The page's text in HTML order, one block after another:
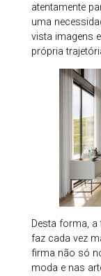
atentamente
uma
vista imagens
própria
Desta forma,
faz cada vez
firma não só
moda e nas